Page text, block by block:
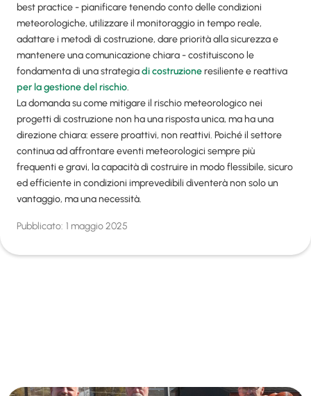
best practice - pianificare tenendo conto delle condizioni
meteorologiche, utilizzare il monitoraggio in tempo reale,
adattare i metodi di costruzione, dare priorità alla sicurezza e
mantenere una comunicazione chiara - costituiscono le
fondamenta di una strategiadi costruzioneresiliente e reattiva
per la gestione del rischio.
La domanda su come mitigare il rischio meteorologico nei
progetti di costruzione non ha una risposta unica, ma ha una
direzione chiara: essere proattivi, non reattivi. Poiché il settore
continua ad affrontare eventi meteorologici sempre più
frequenti e gravi, la capacità di costruire in modo flessibile, sicuro
ed efficiente in condizioni imprevedibili diventerà non solo un
vantaggio, ma una necessità.
Pubblicato: 1 maggio 2025